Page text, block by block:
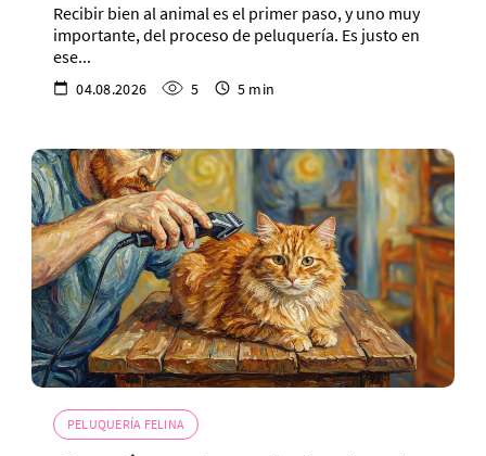
Recibir bien al animal es el primer paso, y uno muy
importante, del proceso de peluquería. Es justo en
ese...
04.08.2026 5 5 min
PELUQUERÍA FELINA